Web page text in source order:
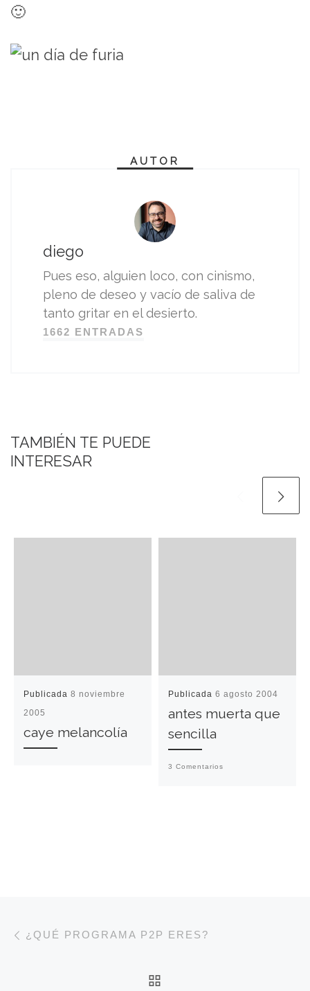
🙂
AUTOR
diego
Pues eso, alguien loco, con cinismo,
pleno de deseo y vacío de saliva de
tanto gritar en el desierto.
1662 ENTRADAS
TAMBIÉN TE PUEDE
INTERESAR
Publicada8 noviembre
2005
caye melancolía
Publicada6 agosto 2004
antes muerta que
sencilla
3 Comentarios
Navegación de entradas
¿QUÉ PROGRAMA P2P ERES?